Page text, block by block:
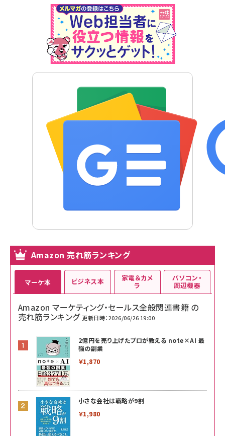
Amazon 売れ筋ランキング
マーケ本
Amazon マーケティング・セールス全般関連書籍 の
売れ筋ランキング 更新日時：2026/06/26 19:00
2億円を売り上げたプロが教える note×AI 最
強の副業
￥1,870
小さな会社は戦略が9割
￥1,980
ビジネス本 家電＆カメ
ラ
パソコン・
周辺機器